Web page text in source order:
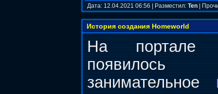
Дата: 12.04.2021 06:56 | Разместил:Ten|
История создания Homeworld
На портале
занимательное